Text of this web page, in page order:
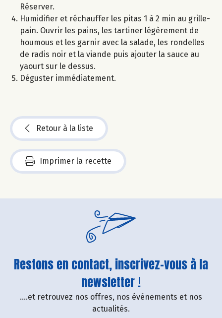
Réserver.
Humidifier et réchauffer les pitas 1 à 2 min au grille-
pain. Ouvrir les pains, les tartiner légèrement de
houmous et les garnir avec la salade, les rondelles
de radis noir et la viande puis ajouter la sauce au
yaourt sur le dessus.
Déguster immédiatement.
Retour à la liste
Imprimer la recette
Restons en contact, inscrivez-vous à la
newsletter !
....et retrouvez nos offres, nos événements et nos
actualités.